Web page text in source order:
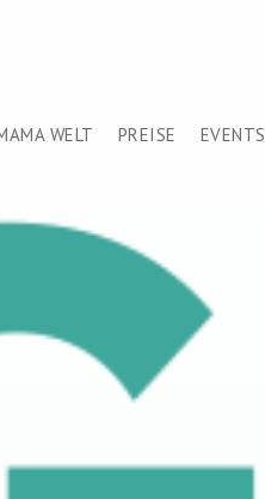
WELT PREISE EVENTS